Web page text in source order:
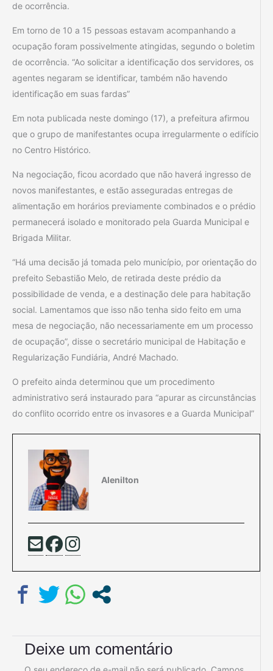
de ocorrência.
Em torno de 10 a 15 pessoas estavam acompanhando a
ocupação foram possivelmente atingidas, segundo o boletim
de ocorrência. “Ao solicitar a identificação dos servidores, os
agentes negaram se identificar, também não havendo
identificação em suas fardas”
Em nota publicada neste domingo (17), a prefeitura afirmou
que o grupo de manifestantes ocupa irregularmente o edifício
no Centro Histórico.
Na negociação, ficou acordado que não haverá ingresso de
novos manifestantes, e estão asseguradas entregas de
alimentação em horários previamente combinados e o prédio
permanecerá isolado e monitorado pela Guarda Municipal e
Brigada Militar.
“Há uma decisão já tomada pelo município, por orientação do
prefeito Sebastião Melo, de retirada deste prédio da
possibilidade de venda, e a destinação dele para habitação
social. Lamentamos que isso não tenha sido feito em uma
mesa de negociação, não necessariamente em um processo
de ocupação”, disse o secretário municipal de Habitação e
Regularização Fundiária, André Machado.
O prefeito ainda determinou que um procedimento
administrativo será instaurado para “apurar as circunstâncias
do conflito ocorrido entre os invasores e a Guarda Municipal”
Alenilton
Deixe um comentário